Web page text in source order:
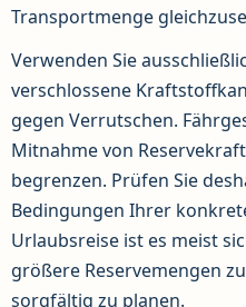
Transportmenge
Verwenden Sie
verschlossene
gegen Verrutschen.
Mitnahme von
begrenzen. Prüfen Sie
Bedingungen Ihrer
Urlaubsreise ist es meist
größere Reservemengen
sorgfältig zu planen.